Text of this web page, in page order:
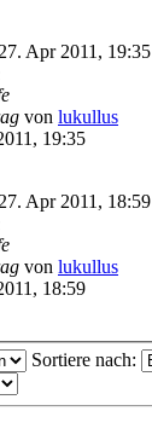
Apr 2011, 19:35
von lukullus
19:35
Apr 2011, 18:59
von lukullus
18:59
Sortiere nach: